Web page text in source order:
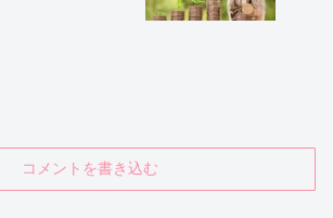
コメントを書き込む